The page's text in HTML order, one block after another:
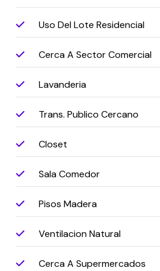
Uso Del Lote Residencial
Cerca A Sector Comercial
Lavanderia
Trans. Publico Cercano
Closet
Sala Comedor
Pisos Madera
Ventilacion Natural
Cerca A Supermercados